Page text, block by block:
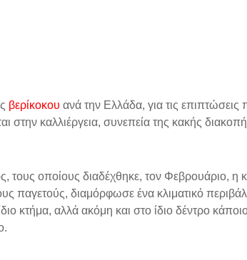
βερίκοκου ανά την Ελλάδα, για τις
στην καλλιέργεια, συνεπεία της κακής
τους οποίους διαδέχθηκε, τον Φεβρουάριο, η
παγετούς, διαμόρφωσε ένα κλιματικό
κτήμα, αλλά ακόμη και στο ίδιο δέντρο